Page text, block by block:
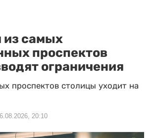
из самых
проспектов
ограничения
проспектов столицы уходит на
20:10